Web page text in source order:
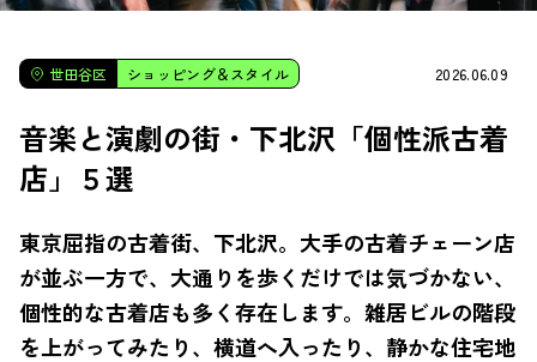
世田谷区 ショッピング＆スタイル 2026.06.09
音楽と演劇の街・下北沢「個性派古着
店」５選
東京屈指の古着街、下北沢。大手の古着チェーン店
が並ぶ一方で、大通りを歩くだけでは気づかない、
個性的な古着店も多く存在します。雑居ビルの階段
を上がってみたり、横道へ入ったり、静かな住宅地